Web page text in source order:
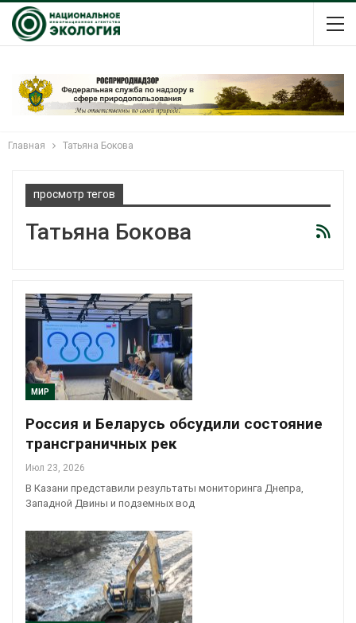
Главная Татьяна Бокова
просмотр тегов
Татьяна Бокова
МИР
Россия и Беларусь обсудили состояние
трансграничных рек
Июл 23, 2026
В Казани представили результаты мониторинга Днепра,
Западной Двины и подземных вод